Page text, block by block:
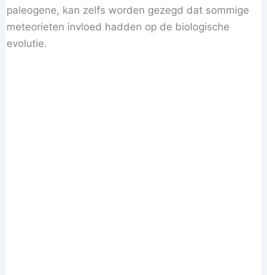
paleogene, kan zelfs worden gezegd dat sommige
meteorieten invloed hadden op de biologische
evolutie.